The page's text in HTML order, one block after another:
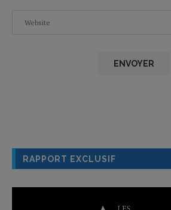
RAPPORT EXCLUSIF